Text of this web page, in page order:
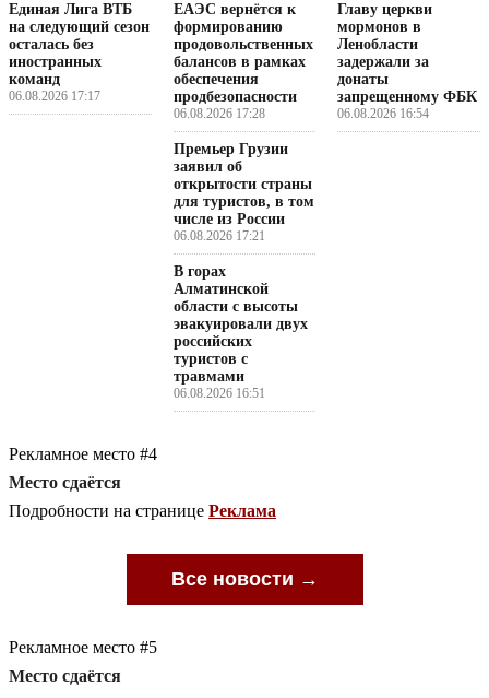
Единая Лига ВТБ
на следующий сезон
осталась без
иностранных
команд
06.08.2026 17:17
ЕАЭС вернётся к
формированию
продовольственных
балансов в рамках
обеспечения
продбезопасности
06.08.2026 17:28
Премьер Грузии
заявил об
открытости страны
для туристов, в том
числе из России
06.08.2026 17:21
В горах
Алматинской
области с высоты
эвакуировали двух
российских
туристов с
травмами
06.08.2026 16:51
Главу церкви
мормонов в
Ленобласти
задержали за
донаты
запрещенному ФБК
06.08.2026 16:54
Рекламное место #4
Место сдаётся
Подробности на странице Реклама
Все новости →
Рекламное место #5
Место сдаётся